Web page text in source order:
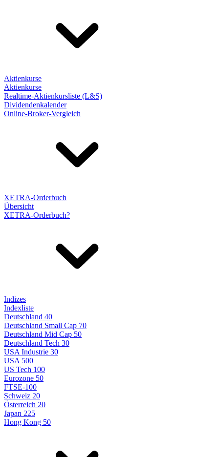
Aktienkurse
Aktienkurse
Realtime-Aktienkursliste (L&S)
Dividendenkalender
Online-Broker-Vergleich
XETRA-Orderbuch
Übersicht
XETRA-Orderbuch?
Indizes
Indexliste
Deutschland 40
Deutschland Small Cap 70
Deutschland Mid Cap 50
Deutschland Tech 30
USA Industrie 30
USA 500
US Tech 100
Eurozone 50
FTSE-100
Schweiz 20
Österreich 20
Japan 225
Hong Kong 50